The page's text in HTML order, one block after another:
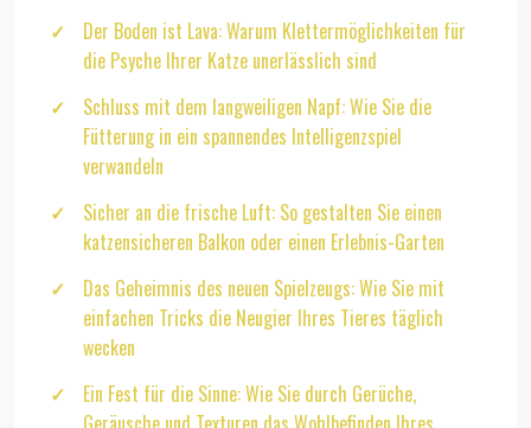
Der Boden ist Lava: Warum Klettermöglichkeiten für
die Psyche Ihrer Katze unerlässlich sind
Schluss mit dem langweiligen Napf: Wie Sie die
Fütterung in ein spannendes Intelligenzspiel
verwandeln
Sicher an die frische Luft: So gestalten Sie einen
katzensicheren Balkon oder einen Erlebnis-Garten
Das Geheimnis des neuen Spielzeugs: Wie Sie mit
einfachen Tricks die Neugier Ihres Tieres täglich
wecken
Ein Fest für die Sinne: Wie Sie durch Gerüche,